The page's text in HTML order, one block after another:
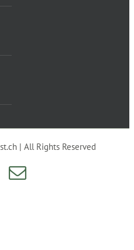
| All Rights Reserved
Facebook
Email